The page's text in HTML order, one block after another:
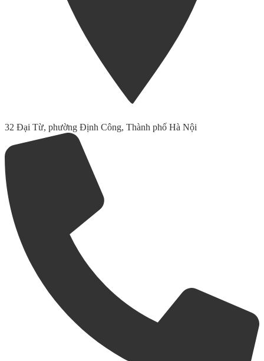
32 Đại Từ, phường Định Công, Thành phố Hà Nội